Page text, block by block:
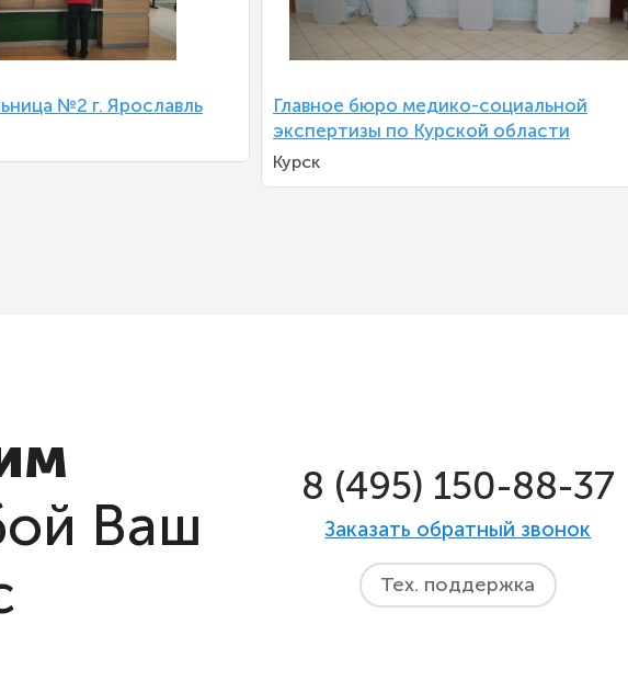
№2 г. Ярославль
Главное бюро медико-социальной
экспертизы по Курской области
Курск
Ваш
8 (495) 150-88-37
Заказать обратный звонок
Тех. поддержка